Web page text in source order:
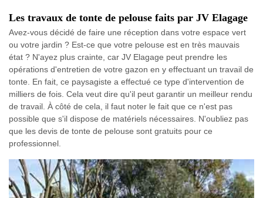
Les travaux de tonte de pelouse faits par JV Elagage
Avez-vous décidé de faire une réception dans votre espace vert
ou votre jardin ? Est-ce que votre pelouse est en très mauvais
état ? N'ayez plus crainte, car JV Elagage peut prendre les
opérations d'entretien de votre gazon en y effectuant un travail de
tonte. En fait, ce paysagiste a effectué ce type d'intervention de
milliers de fois. Cela veut dire qu'il peut garantir un meilleur rendu
de travail. À côté de cela, il faut noter le fait que ce n'est pas
possible que s'il dispose de matériels nécessaires. N'oubliez pas
que les devis de tonte de pelouse sont gratuits pour ce
professionnel.